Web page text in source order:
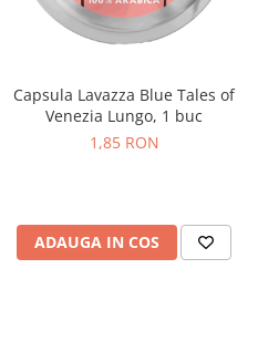
Capsula Lavazza Blue Tales of
Venezia Lungo, 1 buc
1,85 RON
ADAUGA IN COS